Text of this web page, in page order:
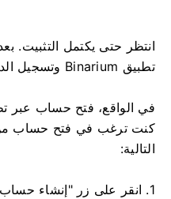
انتظر حتى يكتمل التثبيت.
تطبيق Binarium وتسجيل الدخول لبدء التداول.
في الواقع، فتح حساب عبر
كنت ترغب في فتح حساب من
التالية:
1. انقر على زر "إنشاء حساب مجاني".